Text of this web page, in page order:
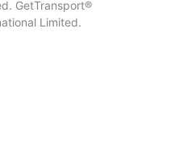
GetTransport®
Limited.